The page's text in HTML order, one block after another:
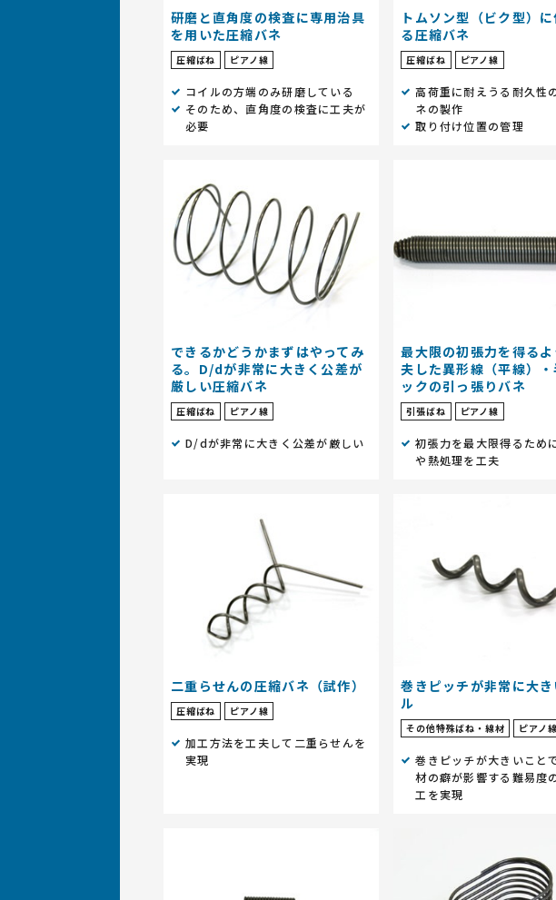
研磨と直角度の検査に専用治具
を用いた圧縮バネ
圧縮ばね ピアノ線
コイルの方端のみ研磨している
そのため、直角度の検査に工夫が
必要
トムソン型（ビク型）
る圧縮バネ
圧縮ばね ピアノ線
高荷重に耐えうる耐久性
ネの製作
取り付け位置の管理
できるかどうかまずはやってみ
る。D/dが非常に大きく公差が
厳しい圧縮バネ
圧縮ばね ピアノ線
D/dが非常に大きく公差が厳しい
最大限の初張力を得る
夫した異形線（平線）・
ックの引っ張りバネ
引張ばね ピアノ線
初張力を最大限得るため
や熱処理を工夫
二重らせんの圧縮バネ（試作）
圧縮ばね ピアノ線
加工方法を工夫して二重らせんを
実現
巻きピッチが非常に大き
ル
その他特殊ばね・線材 ピアノ線
巻きピッチが大きいこと
材の癖が影響する難易度
工を実現